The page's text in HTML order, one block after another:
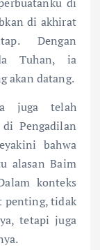
di akhirat
Dengan
Tuhan, ia
akan datang.
juga telah
Pengadilan
bahwa
alasan Baim
konteks
penting, tidak
tetapi juga